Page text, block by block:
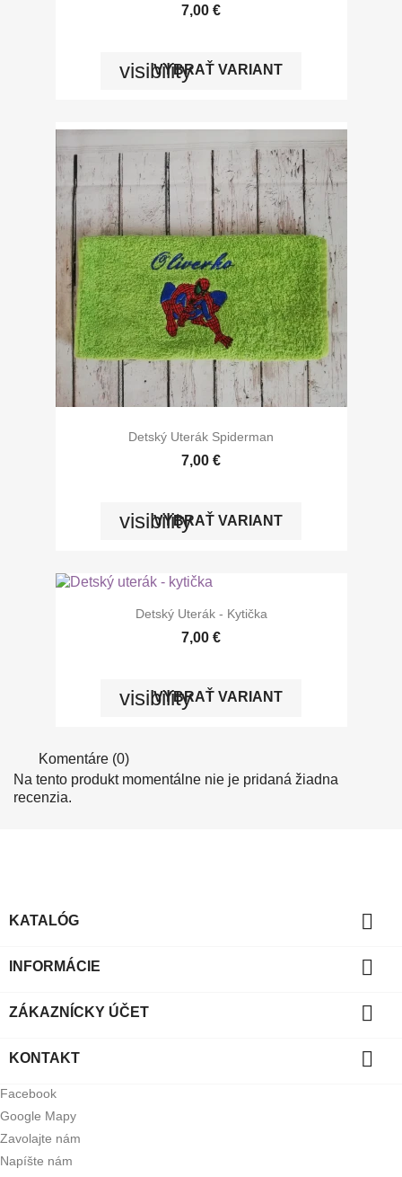
7,00 €
visibility
VYBRAŤ VARIANT
Detský Uterák Spiderman
7,00 €
visibility
VYBRAŤ VARIANT
Detský Uterák - Kytička
7,00 €
visibility
VYBRAŤ VARIANT
Komentáre (0)
Na tento produkt momentálne nie je pridaná žiadna
recenzia.
KATALÓG 
INFORMÁCIE 
ZÁKAZNÍCKY ÚČET 
KONTAKT 
Facebook
Google Mapy
Zavolajte nám
Napíšte nám